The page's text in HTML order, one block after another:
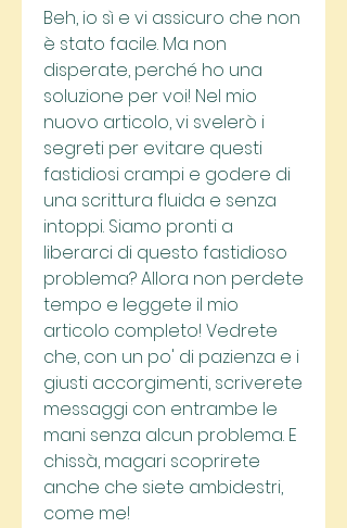
Beh, io sì e vi assicuro che non
è stato facile. Ma non
disperate, perché ho una
soluzione per voi! Nel mio
nuovo articolo, vi svelerò i
segreti per evitare questi
fastidiosi crampi e godere di
una scrittura fluida e senza
intoppi. Siamo pronti a
liberarci di questo fastidioso
problema? Allora non perdete
tempo e leggete il mio
articolo completo! Vedrete
che, con un po' di pazienza e i
giusti accorgimenti, scriverete
messaggi con entrambe le
mani senza alcun problema. E
chissà, magari scoprirete
anche che siete ambidestri,
come me!